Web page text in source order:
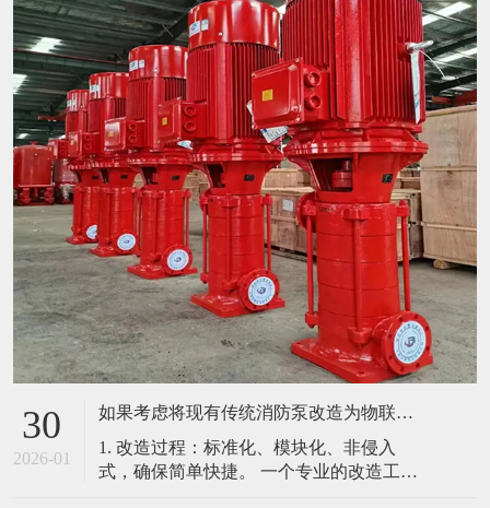
30
2026-01
如果考虑将现有传统消防泵改造为物联网系统，过程复杂吗？是否会影响正常消防功能？后续的数据安全和系统运维由谁负责？
1. 改造过程：标准化、模块化、非侵入
式，确保简单快捷。 一个专业的改造工程